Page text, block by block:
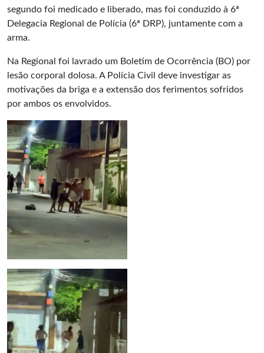
segundo foi medicado e liberado, mas foi conduzido à 6ª
Delegacia Regional de Polícia (6ª DRP), juntamente com a
arma.
Na Regional foi lavrado um Boletim de Ocorrência (BO) por
lesão corporal dolosa. A Polícia Civil deve investigar as
motivações da briga e a extensão dos ferimentos sofridos
por ambos os envolvidos.